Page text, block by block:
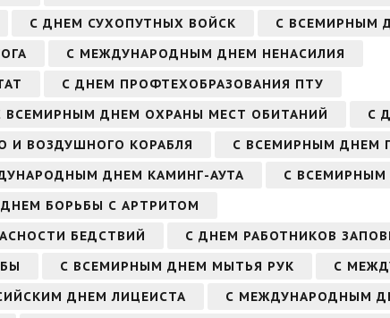
С ДНЕМ СУХОПУТНЫХ ВОЙСК
С ВСЕМИРНЫМ
С МЕЖДУНАРОДНЫМ ДНЕМ НЕНАСИЛИЯ
С ДНЕМ ПРОФТЕХОБРАЗОВАНИЯ ПТУ
ВСЕМИРНЫМ ДНЕМ ОХРАНЫ МЕСТ ОБИТАНИЙ
С
И ВОЗДУШНОГО КОРАБЛЯ
С ВСЕМИРНЫМ ДНЕМ
ДНЕМ КАМИНГ-АУТА
С ВСЕМИРНЫМ
БОРЬБЫ С АРТРИТОМ
БЕДСТВИЙ
С ДНЕМ РАБОТНИКОВ
С ВСЕМИРНЫМ ДНЕМ МЫТЬЯ РУК
С
ДНЕМ ЛИЦЕИСТА
С МЕЖДУНАРОДНЫМ